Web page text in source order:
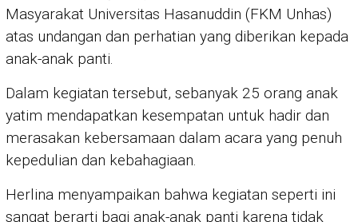
Masyarakat Universitas Hasanuddin (FKM Unhas)
atas undangan dan perhatian yang diberikan kepada
anak-anak panti.
Dalam kegiatan tersebut, sebanyak 25 orang anak
yatim mendapatkan kesempatan untuk hadir dan
merasakan kebersamaan dalam acara yang penuh
kepedulian dan kebahagiaan.
Herlina menyampaikan bahwa kegiatan seperti ini
sangat berarti bagi anak-anak panti karena tidak